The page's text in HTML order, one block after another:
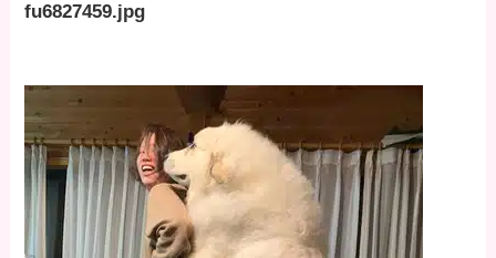
fu6827459.jpg